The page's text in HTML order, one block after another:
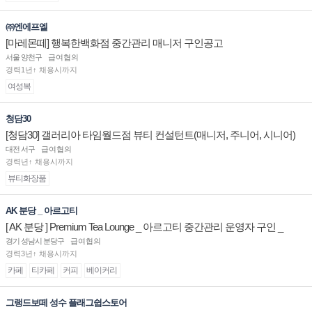
㈜엔에프엘
[마레몬떼] 행복한백화점 중간관리 매니저 구인공고
서울 양천구
급여협의
경력1년↑ 채용시까지
여성복
청담30
[청담30] 갤러리아 타임월드점 뷰티 컨설턴트(매니저, 주니어, 시니어)
채용
대전 서구
급여협의
경력년↑ 채용시까지
뷰티화장품
AK 분당 _ 아르고티
[ AK 분당 ] Premium Tea Lounge _ 아르고티 중간관리 운영자 구인 _
경기 성남시 분당구
급여협의
경력3년↑ 채용시까지
카페 티카페 커피 베이커리
그랭드보떼 성수 플래그쉽스토어